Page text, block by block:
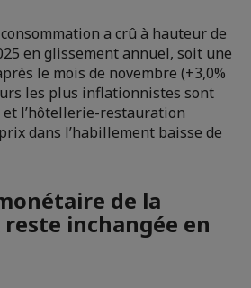
a crû à hauteur de
en glissement annuel, soit une
le mois de novembre (+3,0%
les plus inflationnistes sont
et l’hôtellerie-restauration
dans l’habillement baisse de
de la
inchangée en